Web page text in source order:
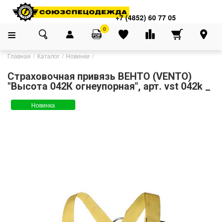
+7 (4852) 60 77 05
0
Главная Каталог Новинки
Страховочная привязь ВЕНТО (VENTO)
"Высота 042К огнеупорная", арт. vst 042k _
Новинка